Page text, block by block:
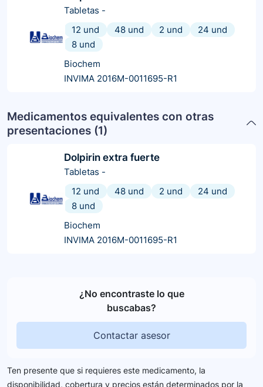
Tabletas -
12 und
48 und 2 und
24 und
8 und
Biochem
INVIMA 2016M-0011695-R1
Medicamentos equivalentes con otras
presentaciones (1)
Dolpirin extra fuerte
Tabletas -
12 und
48 und 2 und
24 und
8 und
Biochem
INVIMA 2016M-0011695-R1
¿No encontraste lo que
buscabas?
Contactar asesor
Ten presente que si requieres este medicamento, la
disponibilidad, cobertura y precios están determinados por la